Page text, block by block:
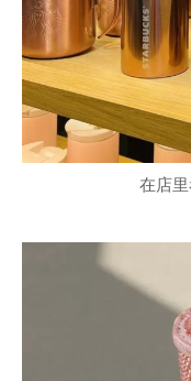
在店